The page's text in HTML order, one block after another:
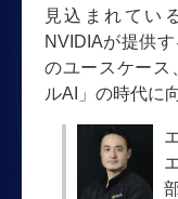
見込まれてい
NVIDIAが提供
のユースケース
ルAI」の時代に